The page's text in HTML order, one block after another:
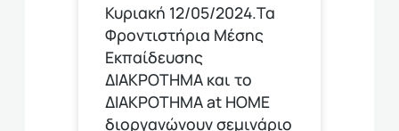
Κυριακή 12/05/2024.Τα
Φροντιστήρια Μέσης
Εκπαίδευσης
ΔΙΑΚΡΟΤΗΜΑ και το
ΔΙΑΚΡΟΤΗΜΑ at HOME
διοργανώνουν σεμινάριο